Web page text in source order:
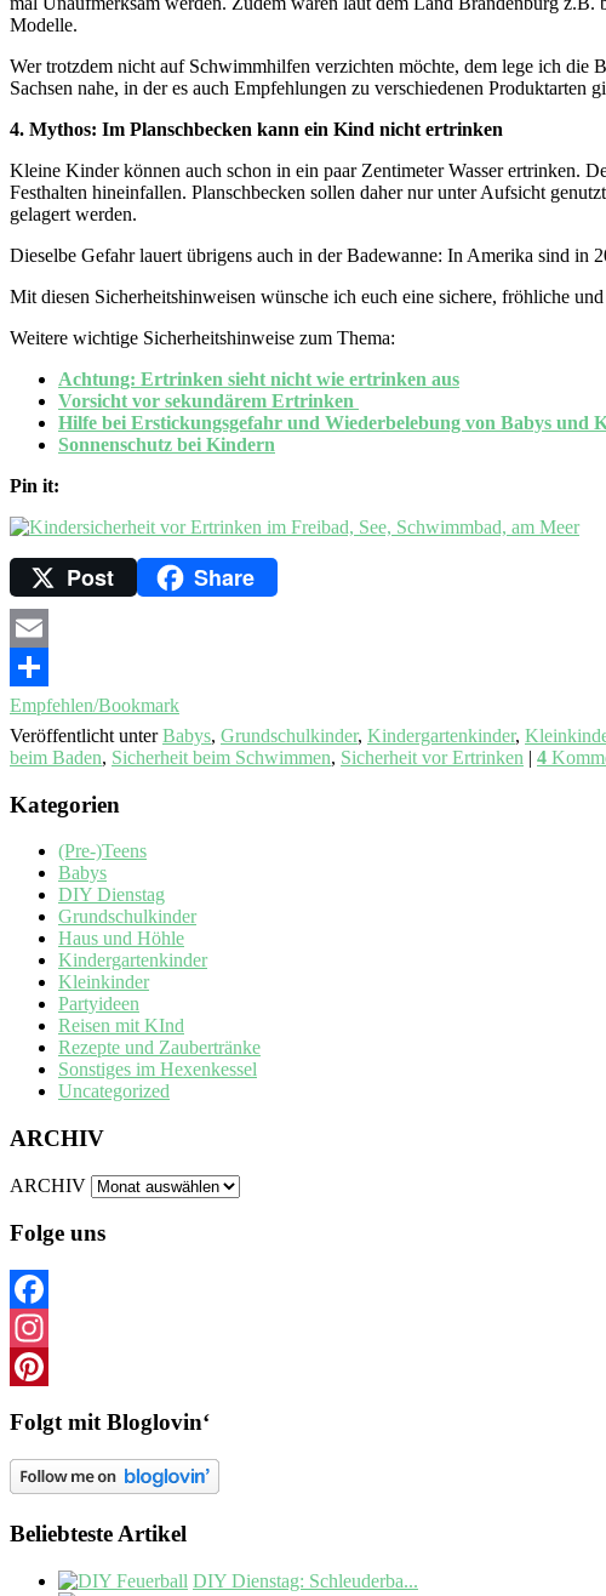
Modelle.
Wer trotzdem nicht auf Schwimmhilfen verzichten möchte, dem lege ich die
Sachsen nahe, in der es auch Empfehlungen zu verschiedenen Produktarten
4. Mythos: Im Planschbecken kann ein Kind nicht ertrinken
Kleine Kinder können auch schon in ein paar Zentimeter Wasser ertrinken.
Festhalten hineinfallen. Planschbecken sollen daher nur unter Aufsicht
gelagert werden.
Dieselbe Gefahr lauert übrigens auch in der Badewanne: In Amerika sind in
Mit diesen Sicherheitshinweisen wünsche ich euch eine sichere, fröhliche
Weitere wichtige Sicherheitshinweise zum Thema:
Achtung: Ertrinken sieht nicht wie ertrinken aus
Vorsicht vor sekundärem Ertrinken
Hilfe bei Erstickungsgefahr und Wiederbelebung von Babys und
Sonnenschutz bei Kindern
Pin it:
Post Share
Email
Empfehlen/Bookmark
Veröffentlicht unter Babys, Grundschulkinder, Kindergartenkinder,
beim Baden, Sicherheit beim Schwimmen, Sicherheit vor Ertrinken | 4
Kategorien
(Pre-)Teens
Babys
DIY Dienstag
Grundschulkinder
Haus und Höhle
Kindergartenkinder
Kleinkinder
Partyideen
Reisen mit KInd
Rezepte und Zaubertränke
Sonstiges im Hexenkessel
Uncategorized
ARCHIV
ARCHIV
Folge uns
Facebook
Instagram
Folgt mit Bloglovin‘
Beliebteste Artikel
DIY Dienstag: Schleuderba...